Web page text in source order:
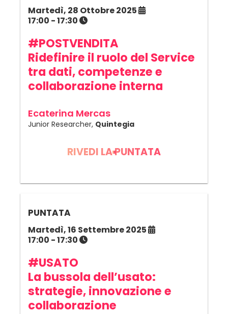
Martedì, 28 Ottobre 2025
17:00 - 17:30
#POSTVENDITA
Ridefinire il ruolo del Service
tra dati, competenze e
collaborazione interna
Ecaterina Mercas
Junior Researcher, Quintegia
RIVEDI LA PUNTATA
PUNTATA
Martedì, 16 Settembre 2025
17:00 - 17:30
#USATO
La bussola dell’usato:
strategie, innovazione e
collaborazione